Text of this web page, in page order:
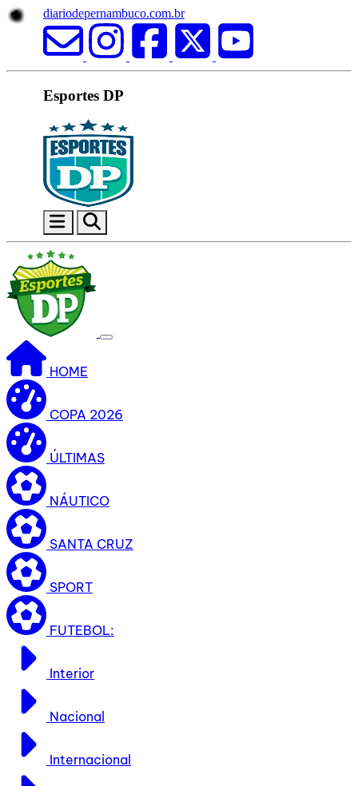
diariodepernambuco.com.br
Esportes DP
HOME
COPA 2026
ÚLTIMAS
NÁUTICO
SANTA CRUZ
SPORT
FUTEBOL:
Interior
Nacional
Internacional